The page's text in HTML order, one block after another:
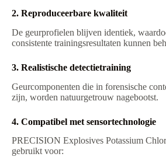
2. Reproduceerbare kwaliteit
De geurprofielen blijven identiek,
consistente trainingsresultaten kunnen
3. Realistische detectietraining
Geurcomponenten die in forensische
zijn, worden natuurgetrouw nagebootst.
4. Compatibel met sensortechnologie
PRECISION Explosives Potassium
gebruikt voor: